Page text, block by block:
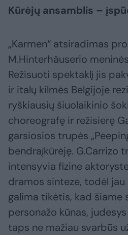
Kūrėjų ansamblis –
„Karmen“ atsiradimas
M.Hinterhäuserio
Režisuoti spektaklį jis
ir italų kilmės Belgijoje
ryškiausių šiuolaikinio
choreografę ir režisierę
garsiosios trupės
bendraįkūrėję. G.Carrizo
intensyvia fizine
dramos sinteze, todėl
galima tikėtis, kad šiame
personažo kūnas,
taps ne mažiau svarbūs